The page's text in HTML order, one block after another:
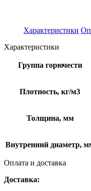
Характеристики
Характеристики
Группа горючести
Плотность, кг/м3
Толщина, мм
Внутренний диаметр,
Оплата и доставка
Доставка: